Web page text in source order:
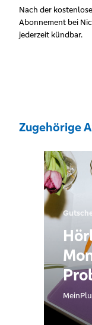
Nach der
Abonnement bei
jederzeit kündbar.
Zugehörige
auf